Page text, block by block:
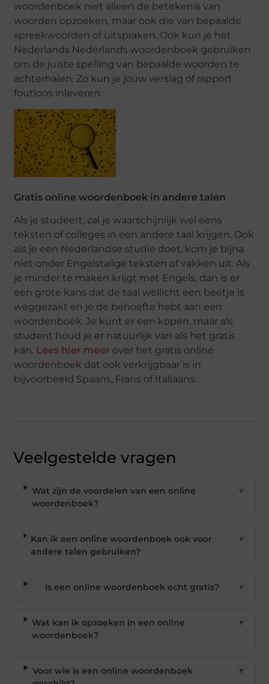
woordenboek niet alleen de betekenis van
woorden opzoeken, maar ook die van bepaalde
spreekwoorden of uitspraken. Ook kun je het
Nederlands Nederlands woordenboek gebruiken
om de juiste spelling van bepaalde woorden te
achterhalen. Zo kun je jouw verslag of rapport
foutloos inleveren.
Gratis online woordenboek in andere talen
Als je studeert, zal je waarschijnlijk wel eens
teksten of colleges in een andere taal krijgen. Ook
als je een Nederlandse studie doet, kom je bijna
niet onder Engelstalige teksten of vakken uit. Als
je minder te maken krijgt met Engels, dan is er
een grote kans dat de taal wellicht een beetje is
weggezakt en je de behoefte hebt aan een
woordenboek. Je kunt er een kopen, maar als
student houd je er natuurlijk van als het gratis
kan. Lees hier meer over het gratis online
woordenboek dat ook verkrijgbaar is in
bijvoorbeeld Spaans, Frans of Italiaans.
Veelgestelde vragen
Wat zijn de voordelen van een online
woordenboek?
▼
Kan ik een online woordenboek ook voor
andere talen gebruiken?
▼
Is een online woordenboek echt gratis? ▼
Wat kan ik opzoeken in een online
woordenboek?
▼
Voor wie is een online woordenboek
▼